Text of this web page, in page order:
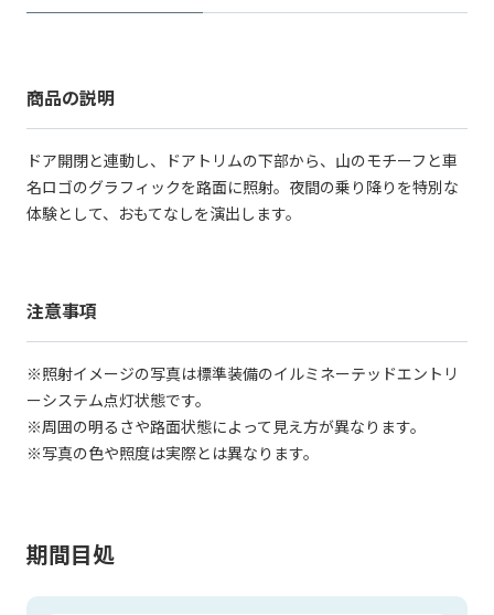
商品の説明
ドア開閉と連動し、ドアトリムの下部から、山のモチーフと車
名ロゴのグラフィックを路面に照射。夜間の乗り降りを特別な
体験として、おもてなしを演出します。
注意事項
※照射イメージの写真は標準装備のイルミネーテッドエントリ
ーシステム点灯状態です。
※周囲の明るさや路面状態によって見え方が異なります。
※写真の色や照度は実際とは異なります。
期間目処